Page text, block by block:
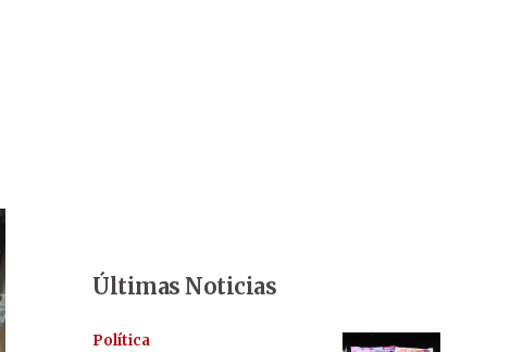
Últimas Noticias
Política